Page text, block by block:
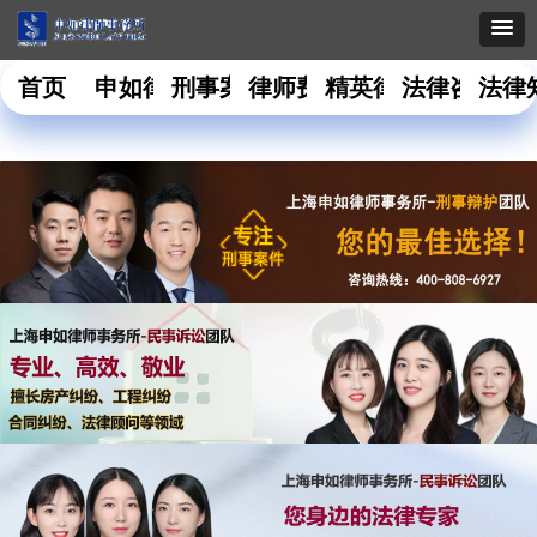
首页 申如律所刑事案件律师费用精英律师法律咨询法律